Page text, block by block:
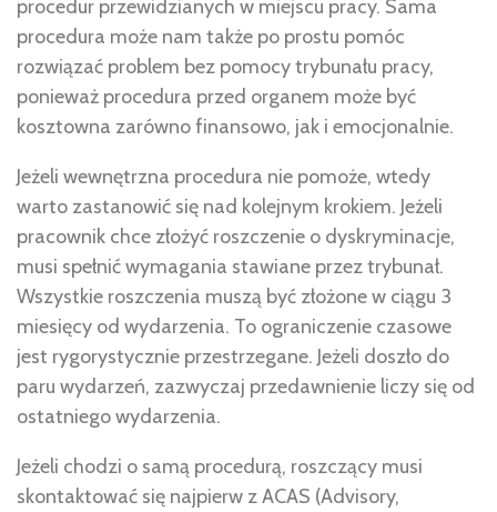
procedur przewidzianych w miejscu pracy. Sama
procedura może nam także po prostu pomóc
rozwiązać problem bez pomocy trybunału pracy,
ponieważ procedura przed organem może być
kosztowna zarówno finansowo, jak i emocjonalnie.
Jeżeli wewnętrzna procedura nie pomoże, wtedy
warto zastanowić się nad kolejnym krokiem. Jeżeli
pracownik chce złożyć roszczenie o dyskryminacje,
musi spełnić wymagania stawiane przez trybunał.
Wszystkie roszczenia muszą być złożone w ciągu 3
miesięcy od wydarzenia. To ograniczenie czasowe
jest rygorystycznie przestrzegane. Jeżeli doszło do
paru wydarzeń, zazwyczaj przedawnienie liczy się od
ostatniego wydarzenia.
Jeżeli chodzi o samą procedurą, roszczący musi
skontaktować się najpierw z ACAS (Advisory,